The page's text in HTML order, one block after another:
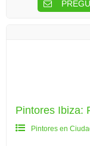
Pintores Ibiza:
Pintores en